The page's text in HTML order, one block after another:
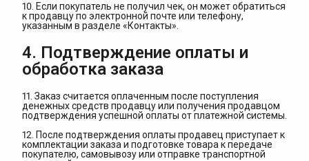
10. Если покупатель не получил чек, он может обратиться
к продавцу по электронной почте или телефону,
указанным в разделе «Контакты».
4. Подтверждение оплаты и
обработка заказа
11. Заказ считается оплаченным после поступления
денежных средств продавцу или получения продавцом
подтверждения успешной оплаты от платежной системы.
12. После подтверждения оплаты продавец приступает к
комплектации заказа и подготовке товара к передаче
покупателю, самовывозу или отправке транспортной